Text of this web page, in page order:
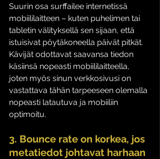
Suurin osa surffailee internetissä
mobiililaitteen – kuten puhelimen tai
tabletin välityksellä sen sijaan, että
istuisivat pöytäkoneella päivät pitkät.
Kävijät odottavat saavansa tiedon
käsiinsä nopeasti mobiililaitteella,
joten myös sinun verkkosivusi on
vastattava tähän tarpeeseen olemalla
nopeasti latautuva ja mobiiliin
optimoitu.
3. Bounce rate on korkea, jos
metatiedot johtavat harhaan